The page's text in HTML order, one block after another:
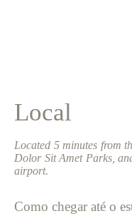
Local
Located 5 minutes from
Dolor Sit Amet Parks,
airport.
Como chegar até o